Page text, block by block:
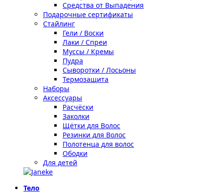
Средства от Выпадения
Подарочные сертификаты
Стайлинг
Гели / Воски
Лаки / Спреи
Муссы / Кремы
Пудра
Сыворотки / Лосьоны
Термозащита
Наборы
Аксессуары
Расчёски
Заколки
Щётки для Волос
Резинки для Волос
Полотенца для волос
Ободки
Для детей
Тело